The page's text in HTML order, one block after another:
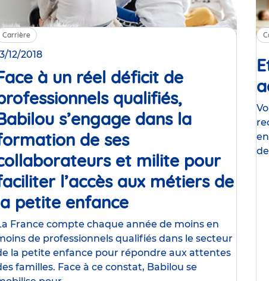
an
Carrière
12/2018
à un réel déficit de
qualifiés,
s’engage dans la
de ses
et milite pour
l’accès aux métiers de
petite enfance
de
presse
France compte chaque année de moins en
de professionnels qualifiés dans le secteur
la petite enfance pour répondre aux attentes
familles. Face à ce constat, Babilou se